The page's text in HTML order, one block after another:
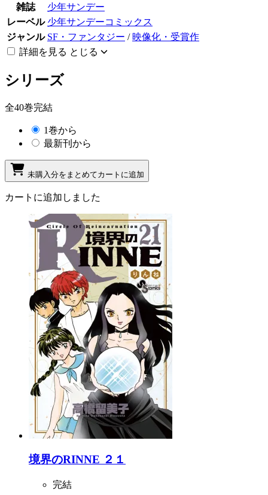
雑誌
少年サンデー
レーベル 少年サンデーコミックス
ジャンル SF・ファンタジー / 映像化・受賞作
詳細を見る とじる
シリーズ
全40巻完結
1巻から
最新刊から
未購入分をまとめてカートに追加
カートに追加しました
境界のRINNE ２１
完結